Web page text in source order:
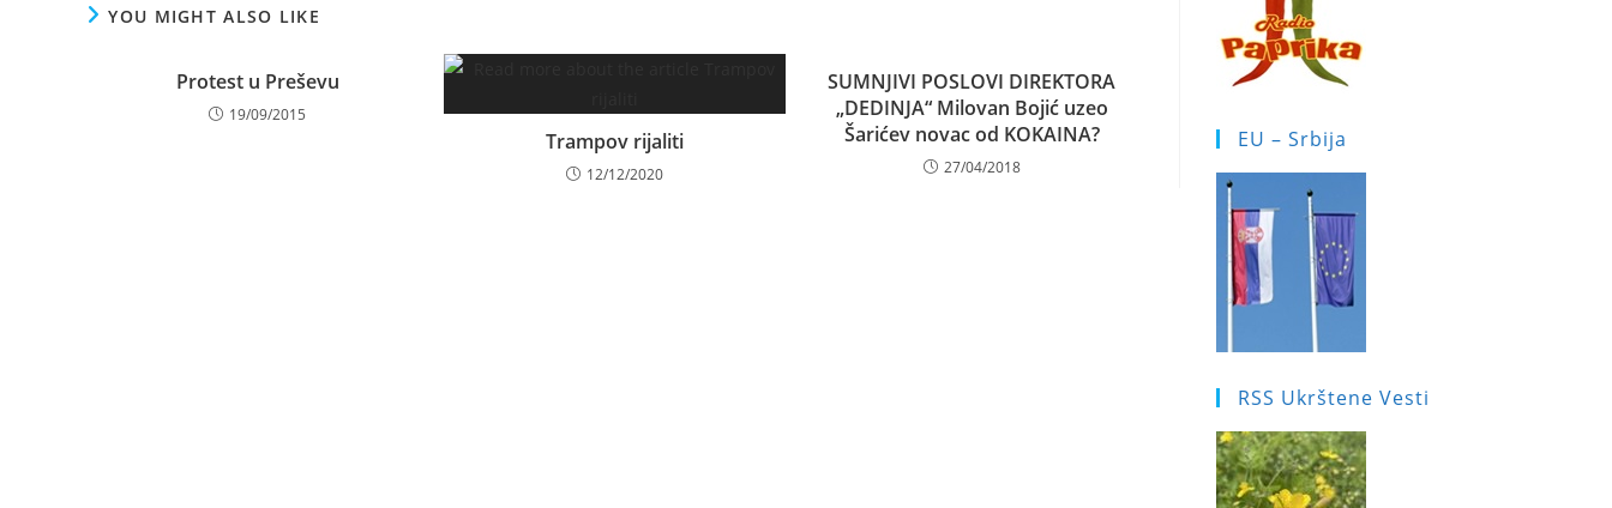
YOU MIGHT ALSO LIKE
Protest u Preševu
19/09/2015
Trampov rijaliti
12/12/2020
SUMNJIVI POSLOVI DIREKTORA
„DEDINJA“ Milovan Bojić uzeo
Šarićev novac od KOKAINA?
27/04/2018
EU – Srbija
RSS Ukrštene Vesti